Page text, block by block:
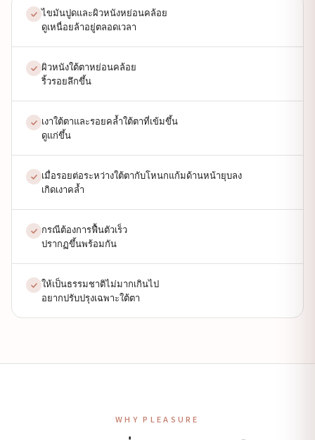
ไขมันปูดและผิวหนังหย่อนคล้อย
ดูเหนื่อยล้าอยู่ตลอดเวลา
ผิวหนังใต้ตาหย่อนคล้อย
ริ้วรอยลึกขึ้น
เงาใต้ตาและรอยคล้ำใต้ตาที่เข้มขึ้น
ดูแก่ขึ้น
เมื่อรอยต่อระหว่างใต้ตากับโหนกแก้มด้านหน้ายุบลง
เกิดเงาคล้ำ
กรณีต้องการฟื้นตัวเร็ว
ปรากฏขึ้นพร้อมกัน
ให้เป็นธรรมชาติไม่มากเกินไป
อยากปรับปรุงเฉพาะใต้ตา
WHY PLEASURE